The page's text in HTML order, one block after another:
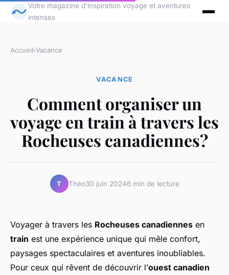
Votre magazine d'inspiration voyage et aventures
intenses
Accueil›Vacance
VACANCE
Comment organiser un
voyage en train à travers les
Rocheuses canadiennes?
T Théo30 juin 20246 min de lecture
Voyager à travers les Rocheuses canadiennes en
train est une expérience unique qui mêle confort,
paysages spectaculaires et aventures inoubliables.
Pour ceux qui rêvent de découvrir l’ouest canadien